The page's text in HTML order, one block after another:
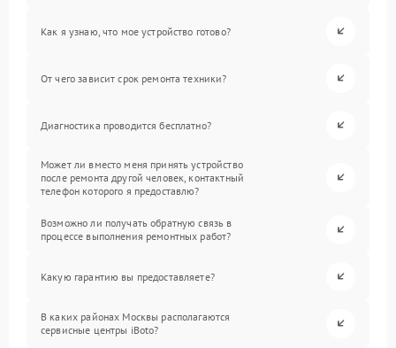
Как я узнаю, что мое устройство готово?
От чего зависит срок ремонта техники?
Диагностика проводится бесплатно?
Может ли вместо меня принять устройство
после ремонта другой человек, контактный
телефон которого я предоставлю?
Возможно ли получать обратную связь в
процессе выполнения ремонтных работ?
Какую гарантию вы предоставляете?
В каких районах Москвы располагаются
сервисные центры iBoto?